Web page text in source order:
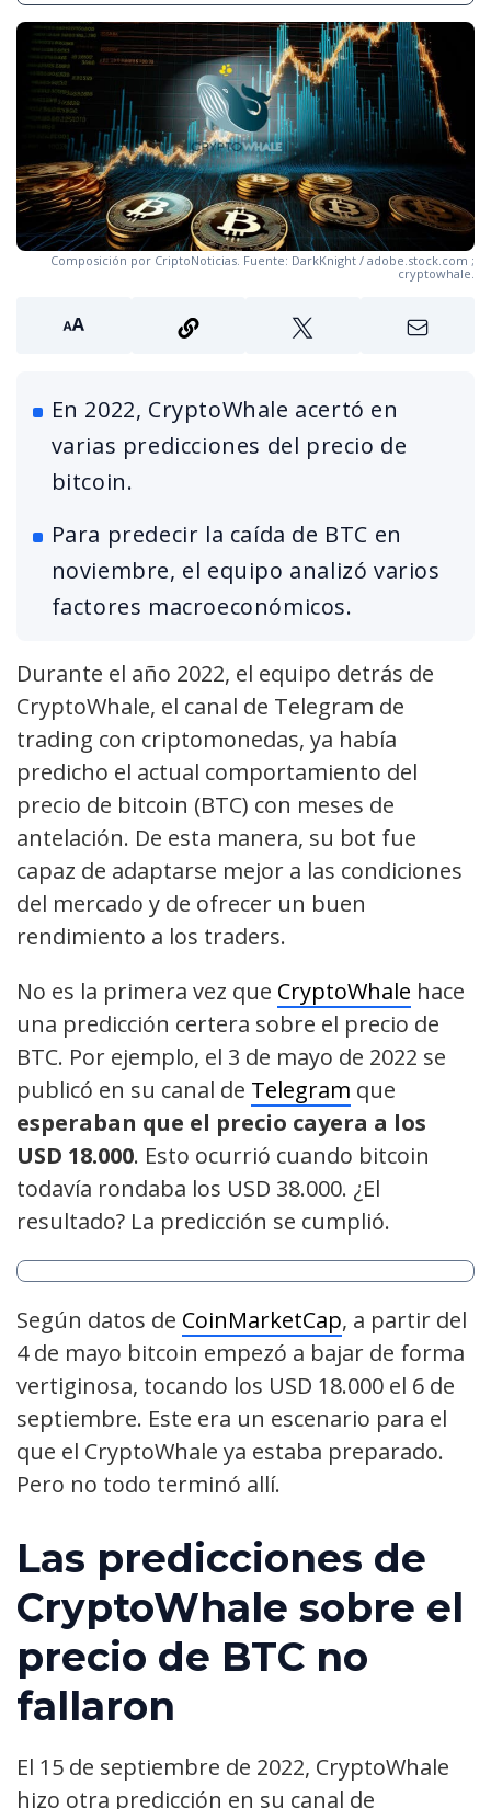
Composición por CriptoNoticias. Fuente: DarkKnight / adobe.stock.com ;
cryptowhale.
En 2022, CryptoWhale acertó en
varias predicciones del precio de
bitcoin.
Para predecir la caída de BTC en
noviembre, el equipo analizó varios
factores macroeconómicos.
Durante el año 2022, el equipo detrás de
CryptoWhale, el canal de Telegram de
trading con criptomonedas, ya había
predicho el actual comportamiento del
precio de bitcoin (BTC) con meses de
antelación. De esta manera, su bot fue
capaz de adaptarse mejor a las condiciones
del mercado y de ofrecer un buen
rendimiento a los traders.
No es la primera vez que CryptoWhale hace
una predicción certera sobre el precio de
BTC. Por ejemplo, el 3 de mayo de 2022 se
publicó en su canal de Telegram que
esperaban que el precio cayera a los
USD 18.000. Esto ocurrió cuando bitcoin
todavía rondaba los USD 38.000. ¿El
resultado? La predicción se cumplió.
Según datos de CoinMarketCap, a partir del
4 de mayo bitcoin empezó a bajar de forma
vertiginosa, tocando los USD 18.000 el 6 de
septiembre. Este era un escenario para el
que el CryptoWhale ya estaba preparado.
Pero no todo terminó allí.
Las predicciones de
CryptoWhale sobre el
precio de BTC no
fallaron
El 15 de septiembre de 2022, CryptoWhale
hizo otra predicción en su canal de